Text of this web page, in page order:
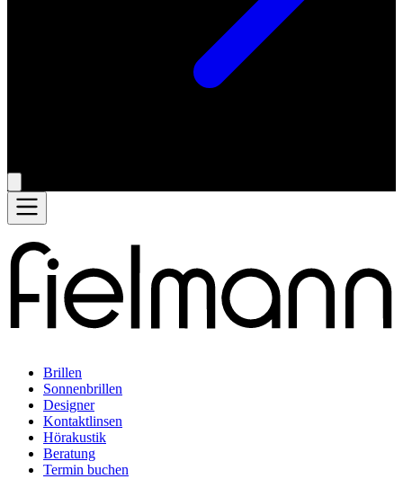
Brillen
Sonnenbrillen
Designer
Kontaktlinsen
Hörakustik
Beratung
Termin buchen